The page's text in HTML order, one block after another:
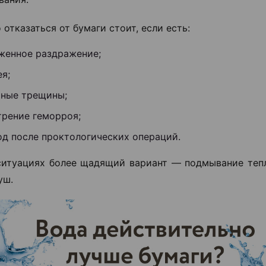
от бумаги стоит, если есть:
раздражение;
трещины;
геморроя;
после проктологических операций.
более щадящий вариант — подмывание